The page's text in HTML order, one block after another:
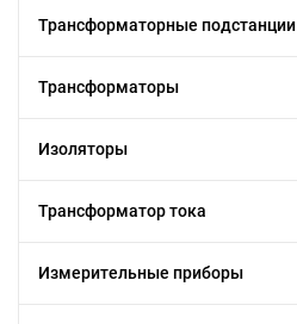
Трансформаторные подстанции
Трансформаторы
Изоляторы
Трансформатор тока
Измерительные приборы